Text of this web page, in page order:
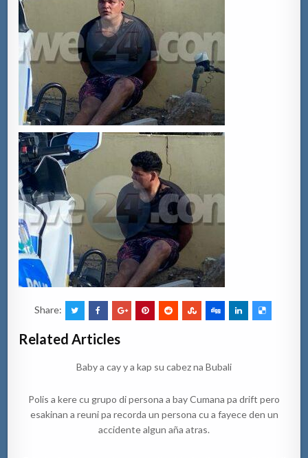
Share:
Related Articles
Baby a cay y a kap su cabez na Bubali
Polis a kere cu grupo di persona a bay Cumana pa drift pero
esakinan a reuni pa recorda un persona cu a fayece den un
accidente algun aña atras.